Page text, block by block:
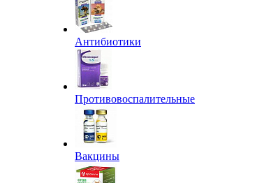
Антибиотики
Противовоспалительные
Вакцины